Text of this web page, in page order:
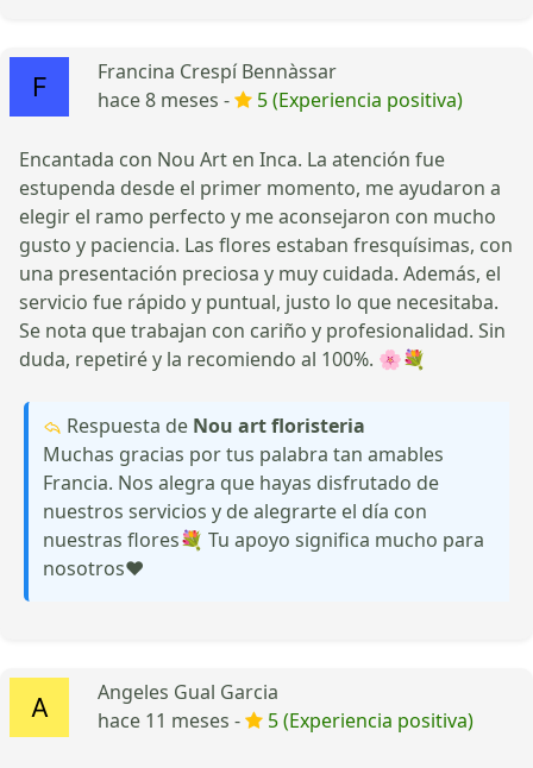
Francina Crespí Bennàssar
hace 8 meses -
5 (Experiencia positiva)
Encantada con Nou Art en Inca. La atención fue
estupenda desde el primer momento, me ayudaron a
elegir el ramo perfecto y me aconsejaron con mucho
gusto y paciencia. Las flores estaban fresquísimas, con
una presentación preciosa y muy cuidada. Además, el
servicio fue rápido y puntual, justo lo que necesitaba.
Se nota que trabajan con cariño y profesionalidad. Sin
duda, repetiré y la recomiendo al 100%. 🌸💐
Respuesta de Nou art floristeria
Muchas gracias por tus palabra tan amables
Francia. Nos alegra que hayas disfrutado de
nuestros servicios y de alegrarte el día con
nuestras flores💐 Tu apoyo significa mucho para
nosotros❤️
Angeles Gual Garcia
hace 11 meses -
5 (Experiencia positiva)